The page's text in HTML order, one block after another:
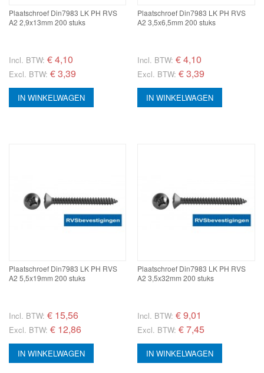
Plaatschroef Din7983 LK PH RVS
A2 2,9x13mm 200 stuks
Incl. BTW: €4,10
Excl. BTW: € 3,39
IN WINKELWAGEN
Plaatschroef Din7983 LK PH RVS
A2 3,5x6,5mm 200 stuks
Incl. BTW: €4,10
Excl. BTW: € 3,39
IN WINKELWAGEN
Plaatschroef Din7983 LK PH RVS
A2 5,5x19mm 200 stuks
Incl. BTW: € 15,56
Excl. BTW: € 12,86
IN WINKELWAGEN
Plaatschroef Din7983 LK PH RVS
A2 3,5x32mm 200 stuks
Incl. BTW: €9,01
Excl. BTW: € 7,45
IN WINKELWAGEN